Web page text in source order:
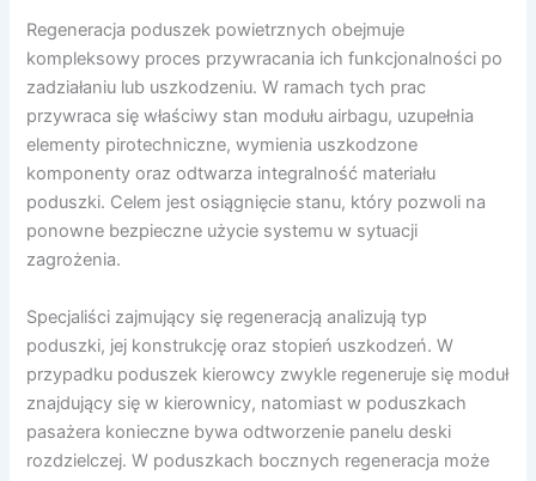
Regeneracja poduszek powietrznych obejmuje
kompleksowy proces przywracania ich funkcjonalności po
zadziałaniu lub uszkodzeniu. W ramach tych prac
przywraca się właściwy stan modułu airbagu, uzupełnia
elementy pirotechniczne, wymienia uszkodzone
komponenty oraz odtwarza integralność materiału
poduszki. Celem jest osiągnięcie stanu, który pozwoli na
ponowne bezpieczne użycie systemu w sytuacji
zagrożenia.
Specjaliści zajmujący się regeneracją analizują typ
poduszki, jej konstrukcję oraz stopień uszkodzeń. W
przypadku poduszek kierowcy zwykle regeneruje się moduł
znajdujący się w kierownicy, natomiast w poduszkach
pasażera konieczne bywa odtworzenie panelu deski
rozdzielczej. W poduszkach bocznych regeneracja może